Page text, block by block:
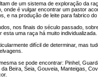
de um sistema de exploração da
onde é vulgar encontrar um pastor
e na produção de leite para fabrico do
nos finais do século passado,
esta uma raça há muito individualizada.
difícil de determinar, mas
se pode encontrar: Pinhel,
Beira, Seia, Gouveia, Manteigas,